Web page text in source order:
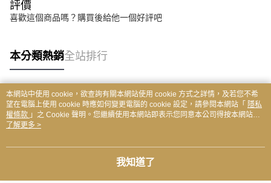
評價
喜歡這個商品嗎？購買後給他一個好評吧
本分類熱銷全站排行
熱門標籤
本網站中使用 cookie，欲查詢有關本網站使用 cookie 方式之詳情，及若您不希
望在電腦上使用 cookie 時應如何變更電腦的 cookie 設定，請參閱本網站「 隱私
權條款 」之 Cookie 聲明。您繼續使用本網站即表示您同意本公司得按本網站使
用條款之 Cookie 聲明使用 cookie。
了解更多 >
我知道了